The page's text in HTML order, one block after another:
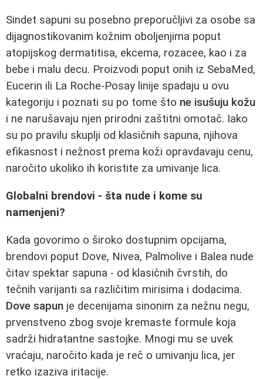
Sindet sapuni su posebno preporučljivi za osobe sa
dijagnostikovanim kožnim oboljenjima poput
atopijskog dermatitisa, ekcema, rozacee, kao i za
bebe i malu decu. Proizvodi poput onih iz SebaMed,
Eucerin ili La Roche-Posay linije spadaju u ovu
kategoriju i poznati su po tome što ne isušuju kožu
i ne narušavaju njen prirodni zaštitni omotač. Iako
su po pravilu skuplji od klasičnih sapuna, njihova
efikasnost i nežnost prema koži opravdavaju cenu,
naročito ukoliko ih koristite za umivanje lica.
Globalni brendovi - šta nude i kome su
namenjeni?
Kada govorimo o široko dostupnim opcijama,
brendovi poput Dove, Nivea, Palmolive i Balea nude
čitav spektar sapuna - od klasičnih čvrstih, do
tečnih varijanti sa različitim mirisima i dodacima.
Dove sapun je decenijama sinonim za nežnu negu,
prvenstveno zbog svoje kremaste formule koja
sadrži hidratantne sastojke. Mnogi mu se uvek
vraćaju, naročito kada je reč o umivanju lica, jer
retko izaziva iritacije.